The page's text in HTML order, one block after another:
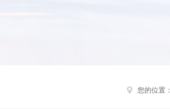
您的位置：